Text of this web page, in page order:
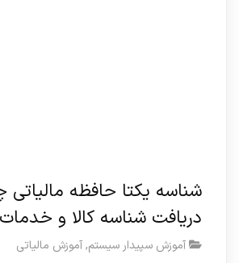
شناسه یکتا حافظه
دریافت شناسه کالا و
آموزش سپیدار سیستم,آموزش مالیاتی